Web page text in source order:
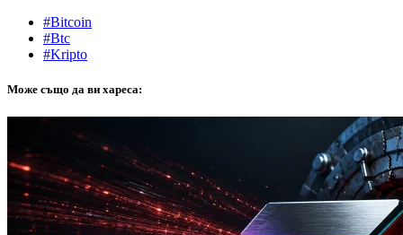
#Bitcoin
#Btc
#Kripto
Може също да ви хареса: